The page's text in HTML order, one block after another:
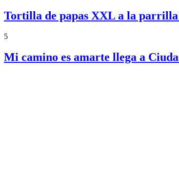
Tortilla de papas XXL a la
5
Mi camino es amarte llega a